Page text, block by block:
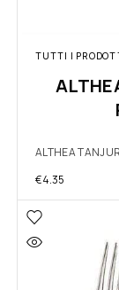
TUTTI I
ALTHEA
€4.35